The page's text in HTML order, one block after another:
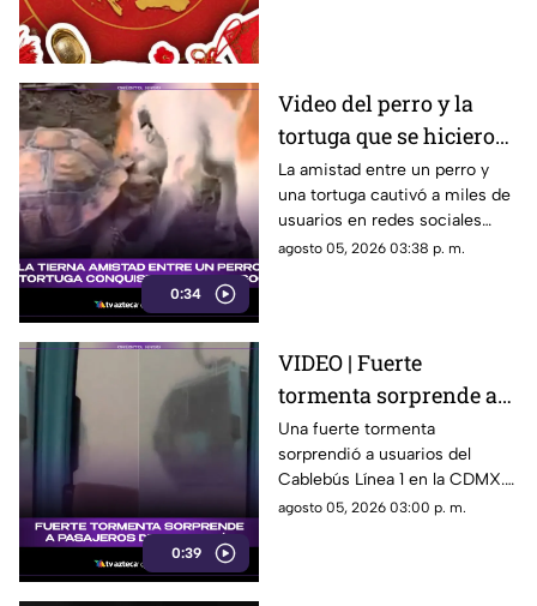
0:34
Video del perro y la
tortuga que se hicieron
amigos conquista las
redes sociales por su
ternura
La amistad entre un perro y
una tortuga cautivó a miles de
usuarios en redes sociales
gracias a un tierno video viral.
agosto 05, 2026 03:38 p. m.
0:39
VIDEO | Fuerte
tormenta sorprende a
pasajeros del Cablebús
de la Línea 1 en la
Ciudad de México: así
vivieron el momento
Una fuerte tormenta
sorprendió a usuarios del
Cablebús Línea 1 en la CDMX.
El momento fue captado en
agosto 05, 2026 03:00 p. m.